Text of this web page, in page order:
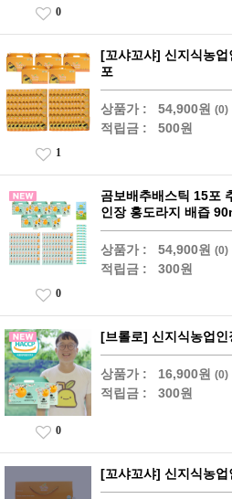
0
[꼬샤꼬샤] 신지식농
포
상품가 : 54,900원 (0)
적립금 : 500원
1
곰보배추배스틱 15포
인장 홍도라지 배즙
상품가 : 54,900원 (0)
적립금 : 300원
0
[브롤로] 신지식농업
상품가 : 16,900원 (0)
적립금 : 300원
0
[꼬샤꼬샤] 신지식농